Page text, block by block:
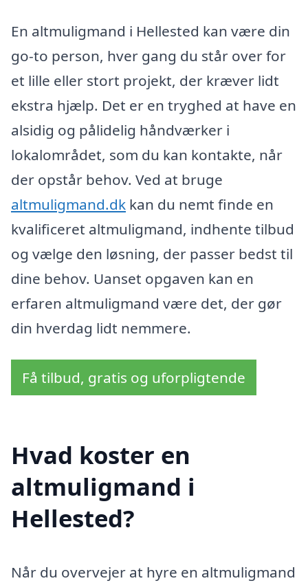
En altmuligmand i Hellested kan være din
go-to person, hver gang du står over for
et lille eller stort projekt, der kræver lidt
ekstra hjælp. Det er en tryghed at have en
alsidig og pålidelig håndværker i
lokalområdet, som du kan kontakte, når
der opstår behov. Ved at bruge
altmuligmand.dk kan du nemt finde en
kvalificeret altmuligmand, indhente tilbud
og vælge den løsning, der passer bedst til
dine behov. Uanset opgaven kan en
erfaren altmuligmand være det, der gør
din hverdag lidt nemmere.
Få tilbud, gratis og uforpligtende
Hvad koster en
altmuligmand i
Hellested?
Når du overvejer at hyre en altmuligmand